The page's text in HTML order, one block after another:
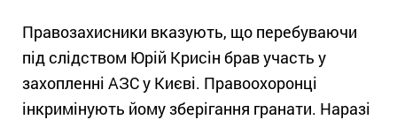
Правозахисники вказують, що перебуваючи
під слідством Юрій Крисін брав участь у
захопленні АЗС у Києві. Правоохоронці
інкримінують йому зберігання гранати. Наразі